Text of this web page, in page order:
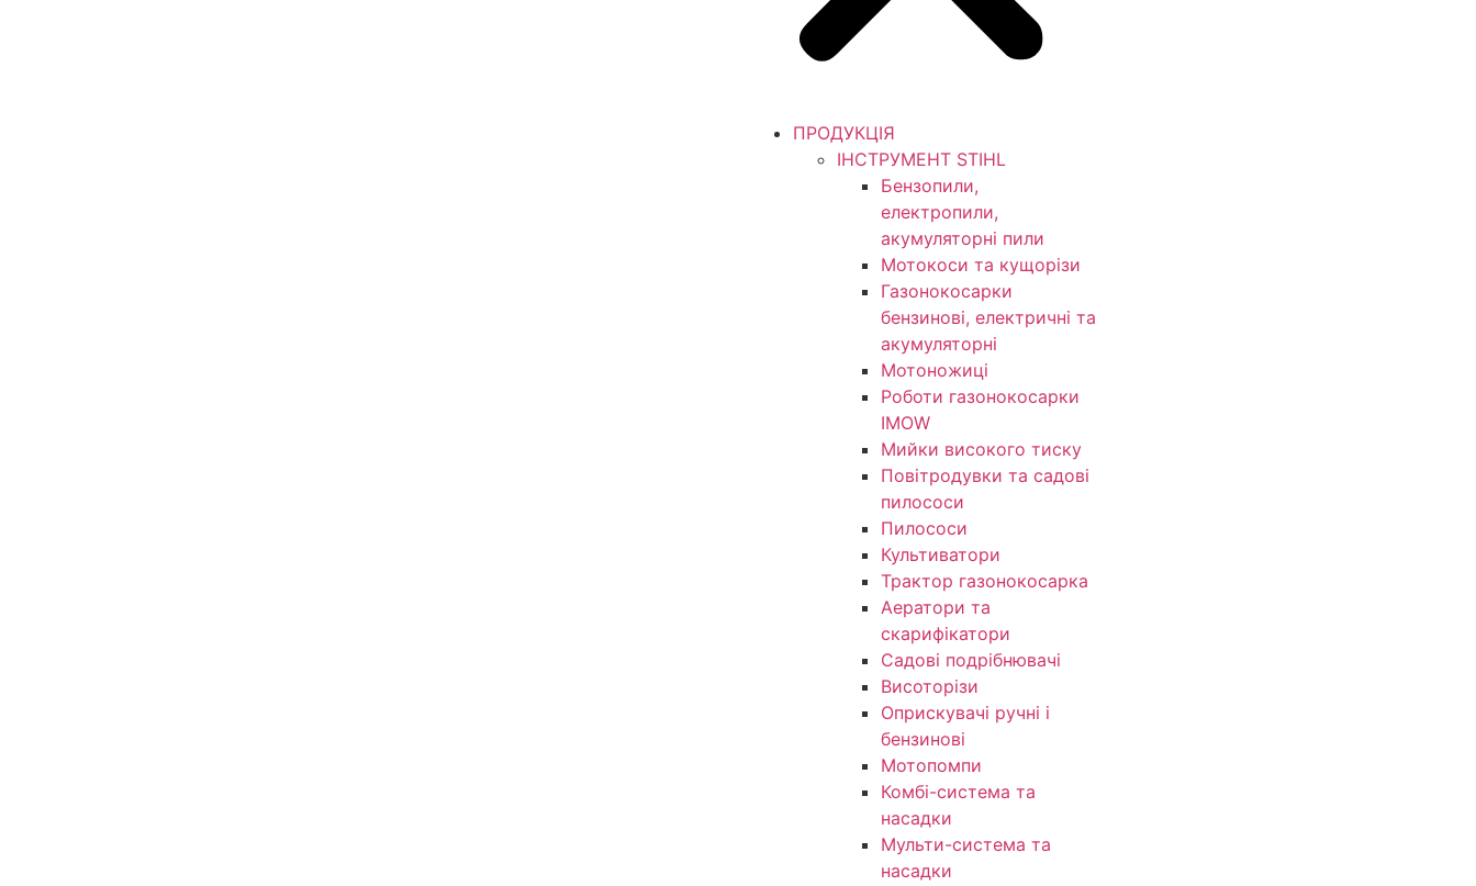
ПРОДУКЦІЯ
ІНСТРУМЕНТ STIHL
Бензопили,
електропили,
акумуляторні пили
Мотокоси та кущорізи
Газонокосарки
бензинові, електричні та
акумуляторні
Мотоножиці
Роботи газонокосарки
IMOW
Мийки високого тиску
Повітродувки та садові
пилососи
Пилососи
Культиватори
Трактор газонокосарка
Аератори та
скарифікатори
Садові подрібнювачі
Висоторізи
Оприскувачі ручні і
бензинові
Мотопомпи
Комбі-система та
насадки
Мульти-система та
насадки